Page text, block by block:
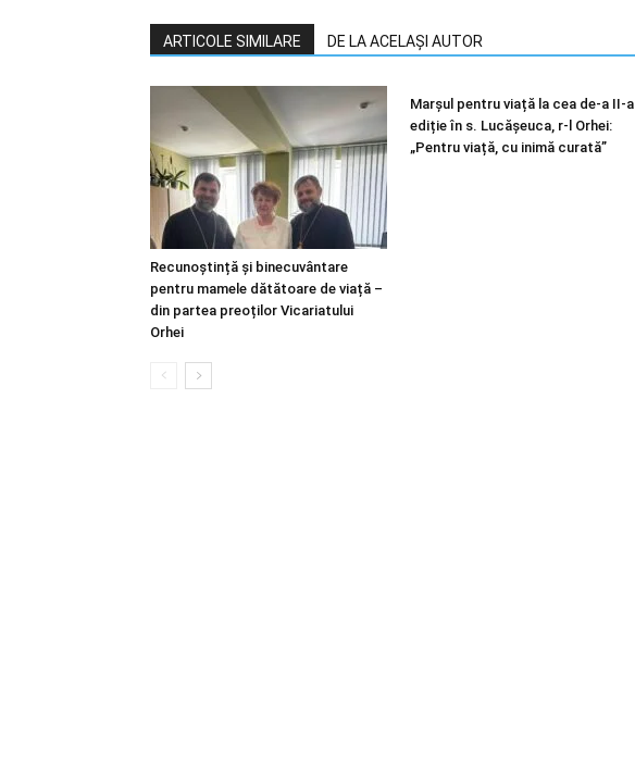
ARTICOLE SIMILARE DE LA ACELAȘI AUTOR
Recunoștință și binecuvântare
pentru mamele dătătoare de viață –
din partea preoților Vicariatului
Orhei
Marșul pentru viață la cea de-a II-a
ediție în s. Lucășeuca, r-l Orhei:
„Pentru viață, cu inimă curată”